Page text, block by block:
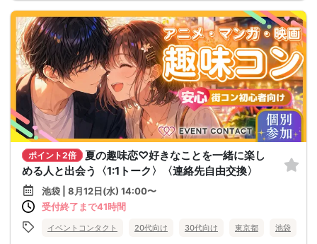
ポイント2倍
夏の趣味恋♡好きなことを一緒に楽し
める人と出会う〈1:1トーク〉〈連絡先自由交換〉
池袋 | 8月12日(水) 14:00〜
受付終了まで41時間
イベントコンタクト 20代向け 30代向け 東京都 池袋